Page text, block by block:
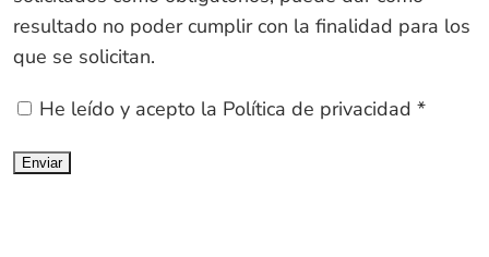
resultado no poder cumplir con la finalidad para los
que se solicitan.
He leído y acepto la Política de privacidad *